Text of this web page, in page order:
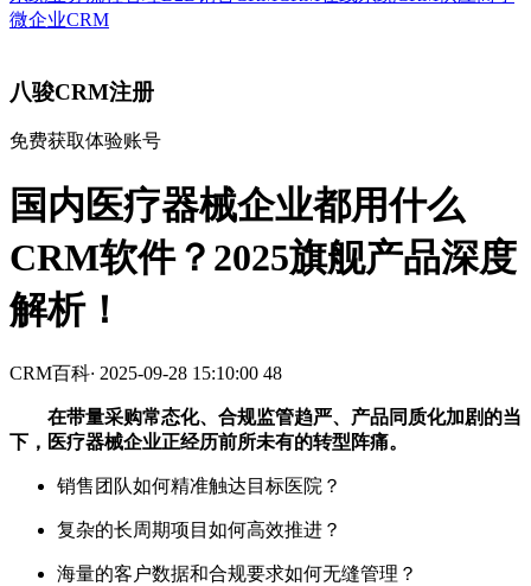
微企业CRM
八骏CRM注册
免费获取体验账号
国内医疗器械企业都用什么
CRM软件？2025旗舰产品深度
解析！
CRM百科· 2025-09-28 15:10:00 48
在带量采购常态化、合规监管趋严、产品同质化加剧的当
下，医疗器械企业正经历前所未有的转型阵痛。
销售团队如何精准触达目标医院？
复杂的长周期项目如何高效推进？
海量的客户数据和合规要求如何无缝管理？